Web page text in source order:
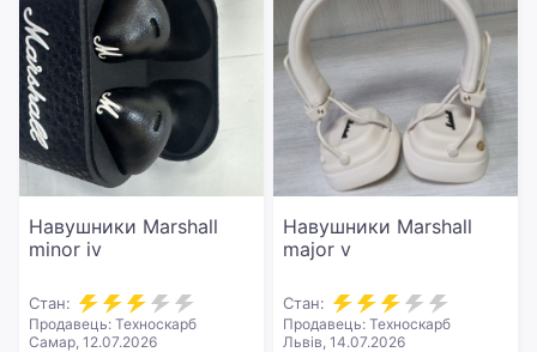
Навушники Marshall
minor iv
Стан:
Продавець: Техноскарб
Самар, 12.07.2026
Навушники Marshall
major v
Стан:
Продавець: Техноскарб
Львів, 14.07.2026